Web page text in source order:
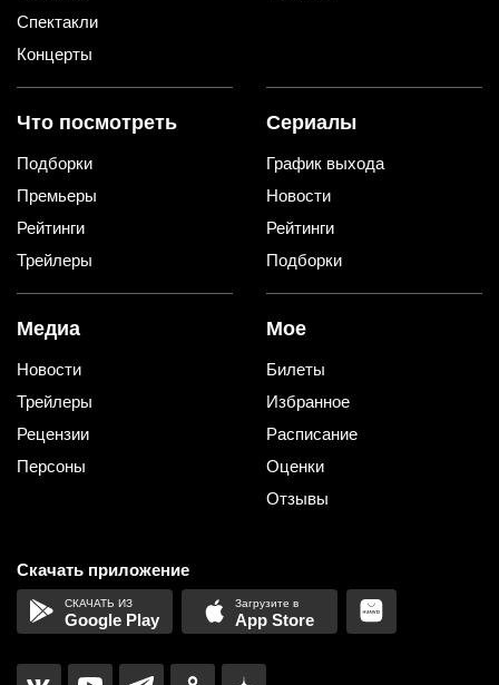
Спектакли
Концерты
Что посмотреть
Подборки
Премьеры
Рейтинги
Трейлеры
Сериалы
График выхода
Новости
Рейтинги
Подборки
Медиа
Новости
Трейлеры
Рецензии
Персоны
Мое
Билеты
Избранное
Расписание
Оценки
Отзывы
Скачать приложение
Google Play App Store